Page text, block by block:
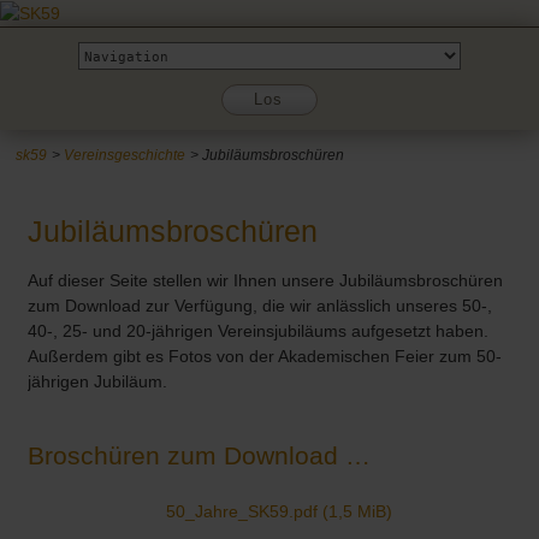
Zielseite
Los
sk59 Vereinsgeschichte Jubiläumsbroschüren
Jubiläumsbroschüren
Auf dieser Seite stellen wir Ihnen unsere Jubiläumsbroschüren
zum Download zur Verfügung, die wir anlässlich unseres 50-,
40-, 25- und 20-jährigen Vereinsjubiläums aufgesetzt haben.
Außerdem gibt es Fotos von der Akademischen Feier zum 50-
jährigen Jubiläum.
Broschüren zum Download …
50_Jahre_SK59.pdf (1,5 MiB)